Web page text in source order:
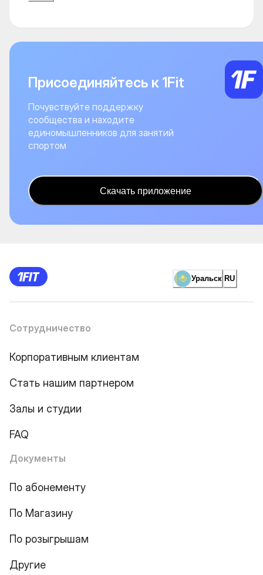
Присоединяйтесь к 1Fit
Почувствуйте поддержку
сообщества и находите
единомышленников для занятий
спортом
Скачать приложение
Уральск RU
Сотрудничество
Корпоративным клиентам
Стать нашим партнером
Залы и студии
FAQ
Документы
По абонементу
По Магазину
По розыгрышам
Другие